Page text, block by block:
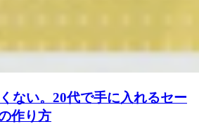
ない。20代で手に入れるセー
作り方